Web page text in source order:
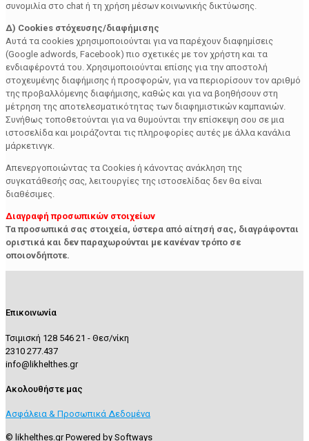
συνομιλία στο chat ή τη χρήση μέσων κοινωνικής δικτύωσης.
Δ) Cookies στόχευσης/διαφήμισης
Αυτά τα cookies χρησιμοποιούνται για να παρέχουν διαφημίσεις
(Google adwords, Facebook) πιο σχετικές με τον χρήστη και τα
ενδιαφέροντά του. Χρησιμοποιούνται επίσης για την αποστολή
στοχευμένης διαφήμισης ή προσφορών, για να περιορίσουν τον αριθμό
της προβαλλόμενης διαφήμισης, καθώς και για να βοηθήσουν στη
μέτρηση της αποτελεσματικότητας των διαφημιστικών καμπανιών.
Συνήθως τοποθετούνται για να θυμούνται την επίσκεψη σου σε μια
ιστοσελίδα και μοιράζονται τις πληροφορίες αυτές με άλλα κανάλια
μάρκετινγκ.
Απενεργοποιώντας τα Cookies ή κάνοντας ανάκληση της
συγκατάθεσής σας, λειτουργίες της ιστοσελίδας δεν θα είναι
διαθέσιμες.
Διαγραφή προσωπικών στοιχείων
Τα προσωπικά σας στοιχεία, ύστερα από αίτησή σας, διαγράφονται
οριστικά και δεν παραχωρούνται με κανέναν τρόπο σε
οποιονδήποτε.
Επικοινωνία
Τσιμισκή 128 546 21 - Θεσ/νίκη
2310 277.437
info@likhelthes.gr
Ακολουθήστε μας
Ασφάλεια & Προσωπικά Δεδομένα
© likhelthes.gr Powered by Softways